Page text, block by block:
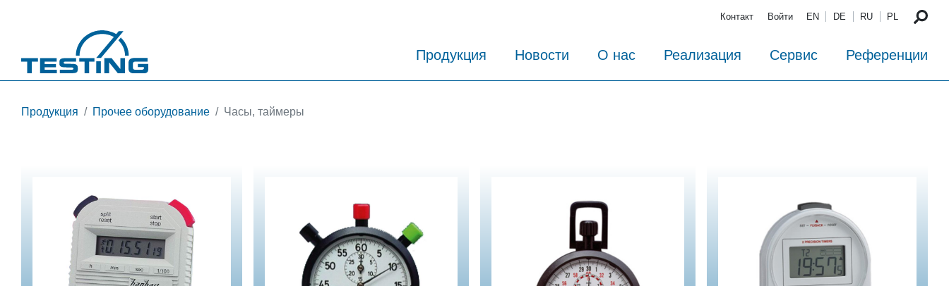
Контакт Войти EN DE RU PL
Продукция Новости О нас Реализация Сервис Референции
Продукция Прочее оборудование Часы, таймеры